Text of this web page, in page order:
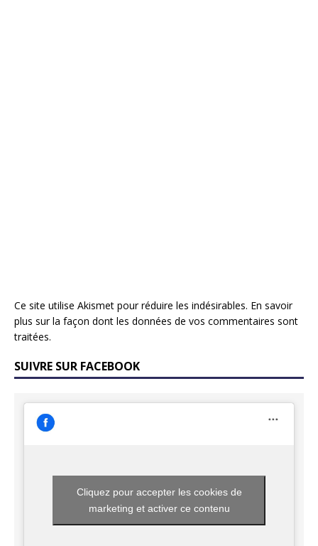
Ce site utilise Akismet pour réduire les indésirables. En savoir
plus sur la façon dont les données de vos commentaires sont
traitées.
SUIVRE SUR FACEBOOK
Cliquez pour accepter les cookies de
marketing et activer ce contenu